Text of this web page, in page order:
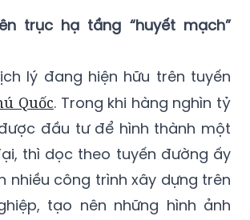
trục hạ tầng “huyết mạch”
lý đang hiện hữu trên tuyến
Quốc. Trong khi hàng nghìn tỷ
đầu tư để hình thành một
thì dọc theo tuyến đường ấy
nhiều công trình xây dựng trên
tạo nên những hình ảnh